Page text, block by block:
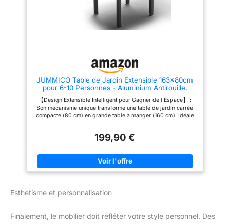
JUMMICO Table de Jardin Extensible 163x80cm
pour 6-10 Personnes - Aluminium Antirouille,
Imputrescible et Facile à Nettoyer - Design à
Rallonge Compact Résistant aux Intempéries
【Design Extensible Intelligent pour Gagner de l'Espace】 :
Son mécanisme unique transforme une table de jardin carrée
compacte (80 cm) en grande table à manger (160 cm). Idéale
espaces comme les balcons. 【Structure en Aluminium
aluminium, avec des pieds solides (60x60mm), résiste à la
corrosion. Le plateau de cette table de jardin extérieur offre
une surface durable, résistante aux rayures et aux intempéries,
Manipulation Aisée】 : Le système d'extension stable
minimise les risques de pincement. Malgré sa robustesse, sa
199,90 €
Esthétisme et personnalisation
Finalement, le mobilier doit refléter votre style personnel. Des